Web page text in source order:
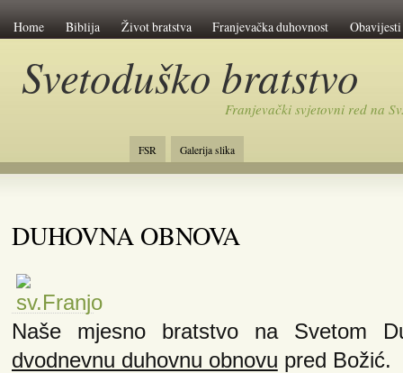
Home Biblija Život bratstva Franjevačka duhovnost Obavijesti
Svetoduško bratstvo
Franjevački svjetovni red na
FSR Galerija slika
DUHOVNA OBNOVA
Naše mjesno bratstvo na Svetom
dvodnevnu duhovnu obnovu pred Božić.